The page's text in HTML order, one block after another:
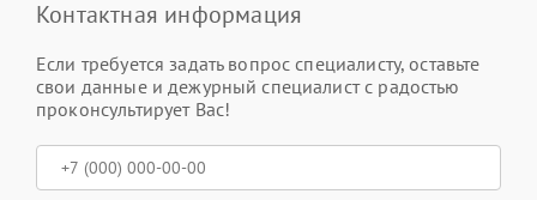
Контактная информация
Если требуется задать вопрос специалисту, оставьте
свои данные и дежурный специалист с радостью
проконсультирует Вас!